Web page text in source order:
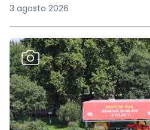
3 agosto 2026